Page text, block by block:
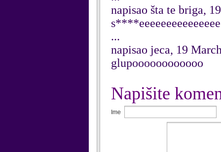
napisao šta te briga,
...
napisao jeca, 19
glupoooooooooooo
Napišite
Ime